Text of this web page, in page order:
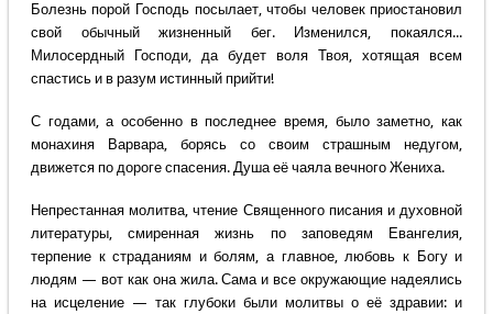
Болезнь порой Господь посылает, чтобы человек приостановил
свой обычный жизненный бег. Изменился, покаялся...
Милосердный Господи, да будет воля Твоя, хотящая всем
спастись и в разум истинный прийти!
С годами, а особенно в последнее время, было заметно, как
монахиня Варвара, борясь со своим страшным недугом,
движется по дороге спасения. Душа её чаяла вечного Жениха.
Непрестанная молитва, чтение Священного писания и духовной
литературы, смиренная жизнь по заповедям Евангелия,
терпение к страданиям и болям, а главное, любовь к Богу и
людям — вот как она жила. Сама и все окружающие надеялись
на исцеление — так глубоки были молитвы о её здравии: и